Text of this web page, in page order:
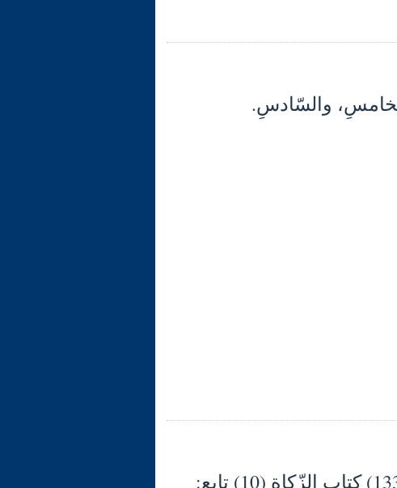
شرح الوجيز في فقه السنّة والكتاب العزيز (133) كتاب الزّكاة (10) تابع: